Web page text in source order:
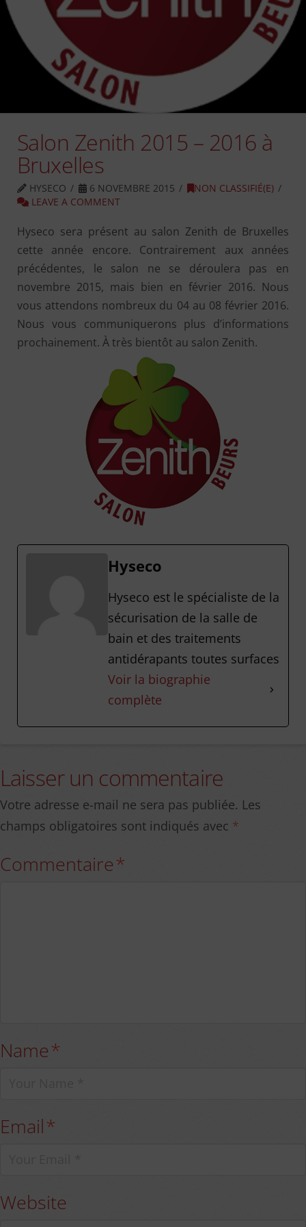
Salon Zenith 2015 – 2016 à
Bruxelles
HYSECO 6 NOVEMBRE 2015
NON CLASSIFIÉ(E)
LEAVE A COMMENT
Hyseco sera présent au salon Zenith de Bruxelles
cette année encore. Contrairement aux années
précédentes, le salon ne se déroulera pas en
novembre 2015, mais bien en février 2016. Nous
vous attendons nombreux du 04 au 08 février 2016.
Nous vous communiquerons plus d’informations
prochainement. À très bientôt au salon Zenith.
Hyseco
Hyseco est le spécialiste de la
sécurisation de la salle de
bain et des traitements
antidérapants toutes surfaces
Voir la biographie
complète
Laisser un commentaire
Votre adresse e-mail ne sera pas publiée. Les
champs obligatoires sont indiqués avec *
Commentaire*
Name*
Email*
Website